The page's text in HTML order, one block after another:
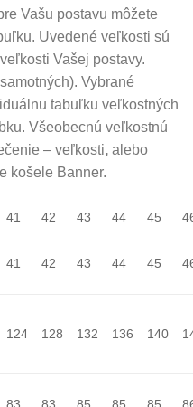
Vašu postavu môžete
Uvedené veľkosti sú
Vašej postavy.
Vybrané
tabuľku veľkostných
Všeobecnú veľkostnú
– veľkosti, alebo
košele Banner.
41 42 43 44 45
41 42 43 44 45
124 128 132 136 140
83 83 85 85 85